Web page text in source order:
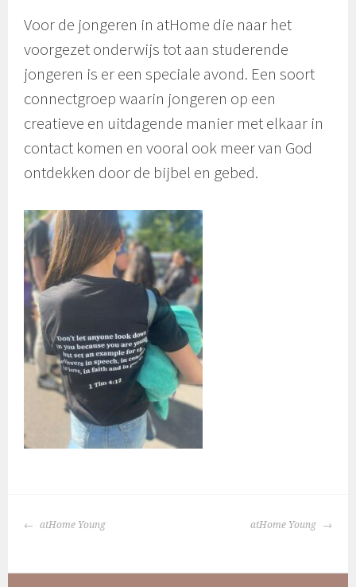
Voor de jongeren in atHome die naar het
voorgezet onderwijs tot aan studerende
jongeren is er een speciale avond. Een soort
connectgroep waarin jongeren op een
creatieve en uitdagende manier met elkaar in
contact komen en vooral ook meer van God
ontdekken door de bijbel en gebed.
BERICHTNAVIGATIE
atHome Young atHome Young